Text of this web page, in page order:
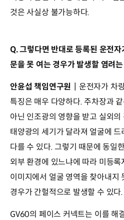
것은 사실상 불가능하다.
Q. 그렇다면 반대로 등록된 운전
문을 못 여는 경우가 발생할 염려
안윤섭 책임연구원 ┃운전자가 차
특징은 매우 다양하다. 주차장과
아닌 인조광의 영향을 받고 실외
태양광의 세기가 달라져 얼굴에 드
다를 수 있다. 그렇기 때문에 동일
외부 환경에 있느냐에 따라 미등
이미지에서 얼굴 영역을 찾아내지
경우가 간헐적으로 발생할 수 있다.
GV60의 페이스 커넥트는 이를 해